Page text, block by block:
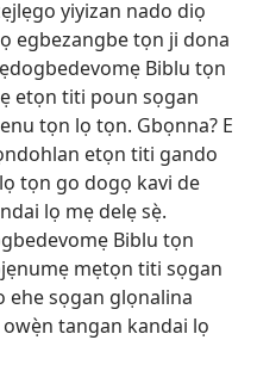
yiyizan nado diọ
egbezangbe tọn ji dona
Biblu tọn
etọn titi poun sọgan
tọn lọ tọn. Gbọnna? E
etọn titi gando
tọn go dogọ kavi de
lọ mẹ delẹ sẹ̀.
Biblu tọn
mẹtọn titi sọgan
ehe sọgan glọnalina
tangan kandai lọ